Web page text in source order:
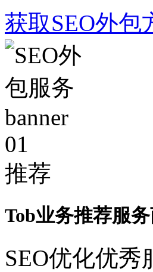
获取SEO外包
01
推荐
Tob业务推荐服
SEO优化优秀